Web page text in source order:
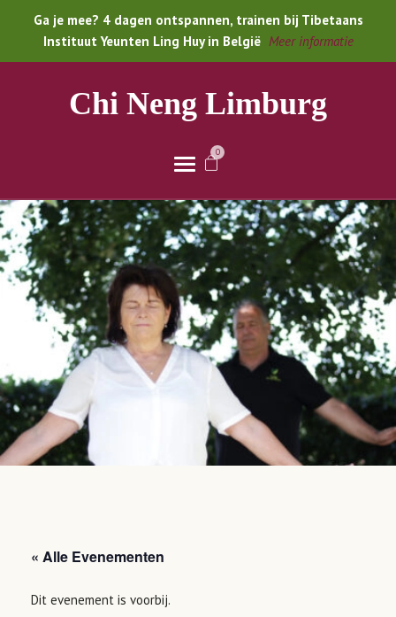
Ga je mee? 4 dagen ontspannen, trainen bij Tibetaans
Instituut Yeunten Ling Huy in België Meer informatie
Chi Neng Limburg
0
« Alle Evenementen
Dit evenement is voorbij.